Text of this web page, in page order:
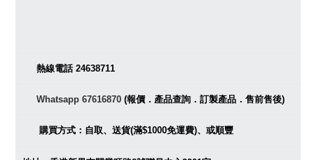
熱線電話 24638711
Whatsapp 67616870 (報價．產品查詢．訂製產品．售前售後)
購買方式：自取、送貨(滿$1000免運費)、或順豐